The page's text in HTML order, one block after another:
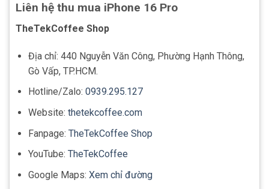
Liên hệ thu mua iPhone 16 Pro
TheTekCoffee Shop
Địa chỉ: 440 Nguyễn Văn Công, Phường Hạnh Thông,
Gò Vấp, TP.HCM.
Hotline/Zalo: 0939.295.127
Website: thetekcoffee.com
Fanpage: TheTekCoffee Shop
YouTube: TheTekCoffee
Google Maps: Xem chỉ đường